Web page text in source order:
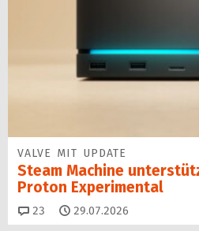
VALVE MIT UPDATE
Steam Machine
Proton Experimental
23 Kommentare
29.07.2026